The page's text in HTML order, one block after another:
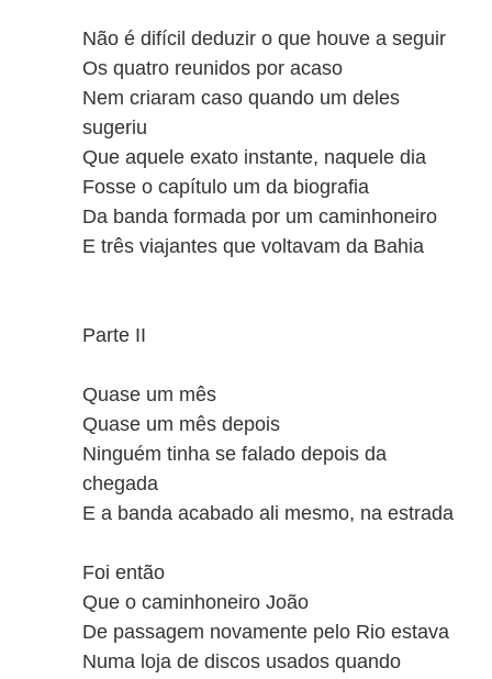
Não é difícil deduzir o que houve a seguir
Os quatro reunidos por acaso
Nem criaram caso quando um deles
sugeriu
Que aquele exato instante, naquele dia
Fosse o capítulo um da biografia
Da banda formada por um caminhoneiro
E três viajantes que voltavam da Bahia
Parte II
Quase um mês
Quase um mês depois
Ninguém tinha se falado depois da
chegada
E a banda acabado ali mesmo, na estrada
Foi então
Que o caminhoneiro João
De passagem novamente pelo Rio estava
Numa loja de discos usados quando